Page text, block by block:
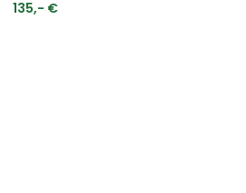
135,- €